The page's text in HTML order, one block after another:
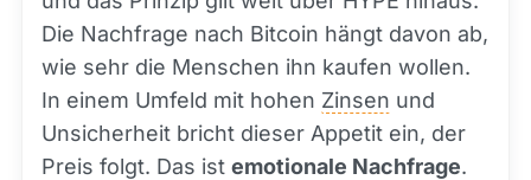
Die Nachfrage nach Bitcoin hängt davon ab,
wie sehr die Menschen ihn kaufen wollen.
In einem Umfeld mit hohen Zinsen und
Unsicherheit bricht dieser Appetit ein, der
Preis folgt. Das ist emotionale Nachfrage.